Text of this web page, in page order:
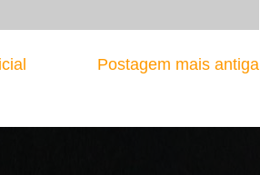
Postagem mais antiga